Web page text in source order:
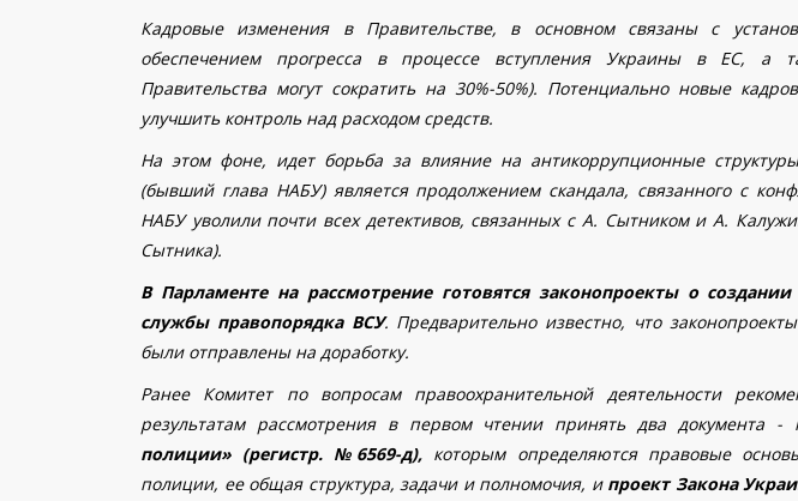
Кадровые изменения в Правительстве, в основном связаны с
обеспечением прогресса в процессе вступления Украины в ЕС, а
Правительства могут сократить на 30%-50%). Потенциально новые
улучшить контроль над расходом средств.
На этом фоне, идет борьба за влияние на антикоррупционные
(бывший глава НАБУ) является продолжением скандала, связанного с
НАБУ уволили почти всех детективов, связанных с А. Сытником и А.
Сытника).
В Парламенте на рассмотрение готовятся законопроекты о
службы правопорядка ВСУ. Предварительно известно, что
были отправлены на доработку.
Ранее Комитет по вопросам правоохранительной деятельности
результатам рассмотрения в первом чтении принять два документа -
полиции» (регистр. №6569-д), которым определяются правовые
полиции, ее общая структура, задачи и полномочия, и проект Закона